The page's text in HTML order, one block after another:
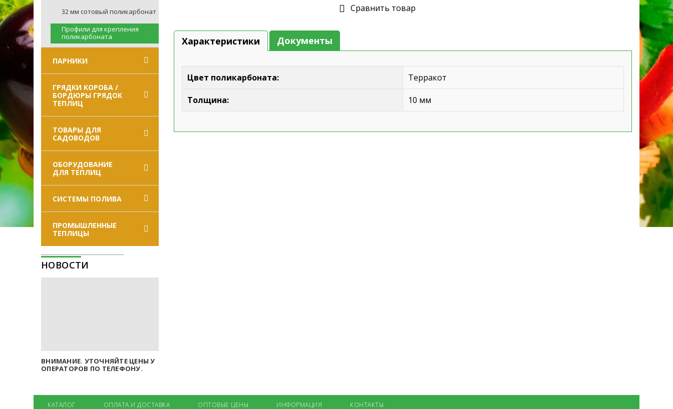
32 мм сотовый поликарбонат
Профили для крепления
поликарбоната
ПАРНИКИ
ГРЯДКИ КОРОБА /
БОРДЮРЫ ГРЯДОК
ТЕПЛИЦ
ТОВАРЫ ДЛЯ
САДОВОДОВ
ОБОРУДОВАНИЕ
ДЛЯ ТЕПЛИЦ
СИСТЕМЫ ПОЛИВА
ПРОМЫШЛЕННЫЕ
ТЕПЛИЦЫ
НОВОСТИ
ВНИМАНИЕ. УТОЧНЯЙТЕ ЦЕНЫ У
ОПЕРАТОРОВ ПО ТЕЛЕФОНУ.
Cравнить товар
Характеристики Документы
Цвет поликарбоната: Терракот
Толщина: 10 мм
КАТАЛОГ ОПЛАТА И ДОСТАВКА ОПТОВЫЕ ЦЕНЫ ИНФОРМАЦИЯ КОНТАКТЫ